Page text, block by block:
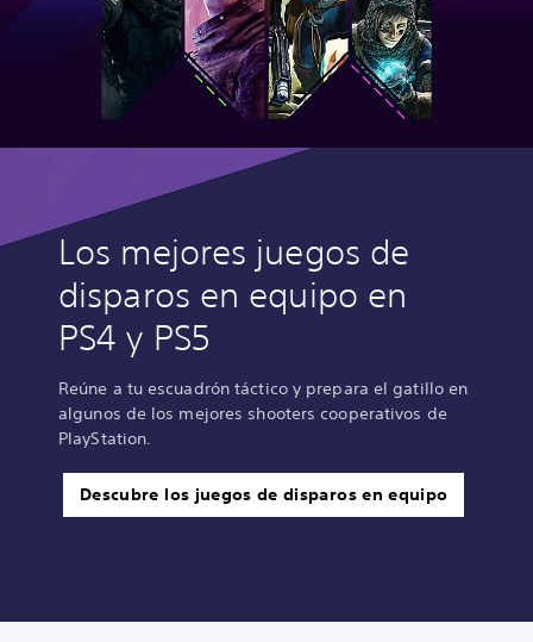
Los mejores juegos de
disparos en equipo en
PS4 y PS5
Reúne a tu escuadrón táctico y prepara el gatillo en
algunos de los mejores shooters cooperativos de
PlayStation.
Descubre los juegos de disparos en equipo